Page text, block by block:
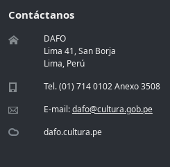
Contáctanos
DAFO
Lima 41, San Borja
Lima, Perú
Tel. (01) 714 0102 Anexo 3508
E-mail:dafo@cultura.gob.pe
dafo.cultura.pe